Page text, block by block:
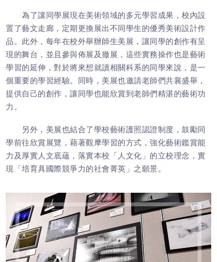
為了讓同學展現在美術領域的多元學習成果，校內設
置了藝文走廊，定期更換展出不同學生的優秀美術設計作
品。此外，每年在校外舉辦師生美展，讓同學的創作有呈
現的舞台，並且參與佈展及撤展，這些實務操作也是藝術
學習的延伸，對於將來想就讀相關科系的同學來說，是一
個重要的學習經驗。同時，美展也邀請老師們共襄盛舉，
提供自己的創作，讓同學也能欣賞到老師們精湛的藝術功
力。
另外，美展也結合了學校藝術護照認證制度，鼓勵同
學前往欣賞展覽，藉著觀摩學習的方式，強化藝術鑑賞能
力及厚實人文底蘊，落實本校「人文化」的立校理念，實
現「培育具國際競爭力的社會菁英」之願景。